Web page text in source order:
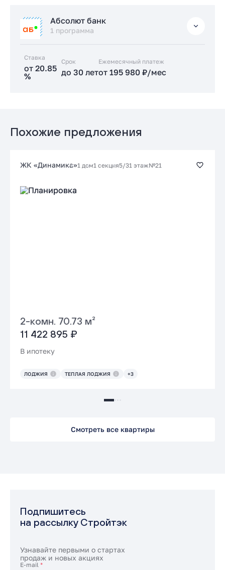
от 17.89 % до 30 лет
Заказать консультацию
Абсолют банк
1 программа
Ставка
от 20.85
%
Срок
до 30 лет
Ежемесячный платеж
от 195 980 ₽/мес
Похожие предложения
ЖК «Динамика»1 дом1 секция5/31 этаж№21
2-комн. 70.73 м²
11 422 895 ₽
В ипотеку
ЛОДЖИЯ ТЕПЛАЯ ЛОДЖИЯ +3
Смотреть все квартиры
Подпишитесь
на рассылку Стройтэк
Узнавайте первыми о стартах
продаж и новых акциях
E-mail *